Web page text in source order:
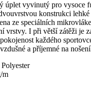
úplet vyvinutý pro vysoce
konstrukci
ze speciálních
vrstvy. I při větší zátěži je
každého
a příjemné na
m